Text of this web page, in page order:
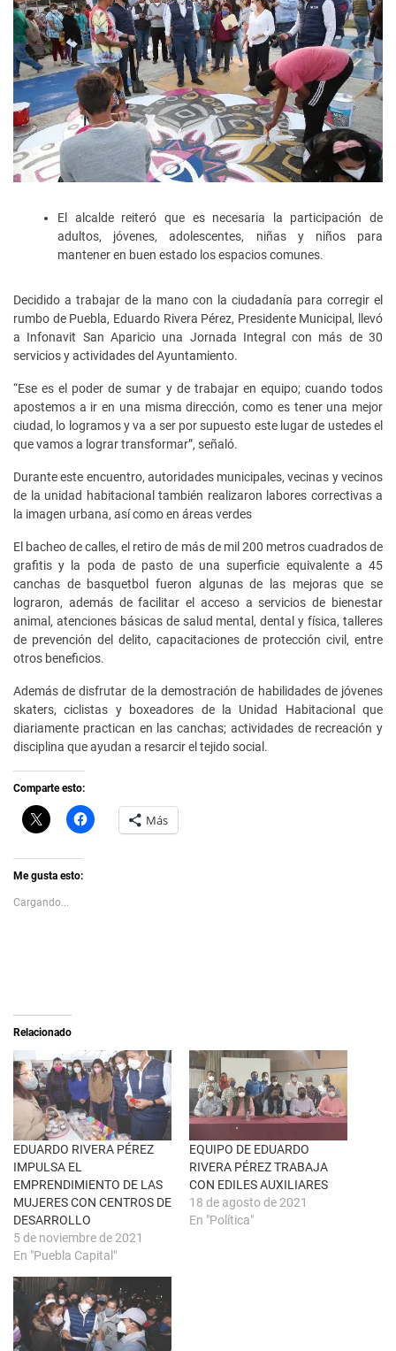
El alcalde reiteró que es necesaria la participación de
adultos, jóvenes, adolescentes, niñas y niños para
mantener en buen estado los espacios comunes.
Decidido a trabajar de la mano con la ciudadanía para corregir el
rumbo de Puebla, Eduardo Rivera Pérez, Presidente Municipal, llevó
a Infonavit San Aparicio una Jornada Integral con más de 30
servicios y actividades del Ayuntamiento.
“Ese es el poder de sumar y de trabajar en equipo; cuando todos
apostemos a ir en una misma dirección, como es tener una mejor
ciudad, lo logramos y va a ser por supuesto este lugar de ustedes el
que vamos a lograr transformar”, señaló.
Durante este encuentro, autoridades municipales, vecinas y vecinos
de la unidad habitacional también realizaron labores correctivas a
la imagen urbana, así como en áreas verdes
El bacheo de calles, el retiro de más de mil 200 metros cuadrados de
grafitis y la poda de pasto de una superficie equivalente a 45
canchas de basquetbol fueron algunas de las mejoras que se
lograron, además de facilitar el acceso a servicios de bienestar
animal, atenciones básicas de salud mental, dental y física, talleres
de prevención del delito, capacitaciones de protección civil, entre
otros beneficios.
Además de disfrutar de la demostración de habilidades de jóvenes
skaters, ciclistas y boxeadores de la Unidad Habitacional que
diariamente practican en las canchas; actividades de recreación y
disciplina que ayudan a resarcir el tejido social.
Comparte esto:
C
l
k
t
s
h
e
b
e
e
n
u
n
a
v
e
n
t
a
n
a
n
u
v
a
)
H
a
e
n
F
a
c
e
b
o
o
k
e
a
b
r
e
n
u
n
a
v
e
n
t
a
Más
Me gusta esto:
Cargando...
Relacionado
EDUARDO RIVERA PÉREZ
IMPULSA EL
EMPRENDIMIENTO DE LAS
MUJERES CON CENTROS DE
DESARROLLO
5 de noviembre de 2021
En "Puebla Capital"
EQUIPO DE EDUARDO
RIVERA PÉREZ TRABAJA
CON EDILES AUXILIARES
18 de agosto de 2021
En "Política"